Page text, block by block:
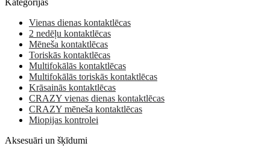
Kategorijas
Vienas dienas kontaktlēcas
2 nedēļu kontaktlēcas
Mēneša kontaktlēcas
Toriskās kontaktlēcas
Multifokālās kontaktlēcas
Multifokālās toriskās kontaktlēcas
Krāsainās kontaktlēcas
CRAZY vienas dienas kontaktlēcas
CRAZY mēneša kontaktlēcas
Miopijas kontrolei
Aksesuāri un šķīdumi